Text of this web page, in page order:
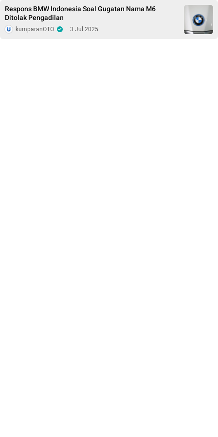
Respons BMW Indonesia Soal Gugatan Nama M6
Ditolak Pengadilan
kumparanOTO · 3 Jul 2025